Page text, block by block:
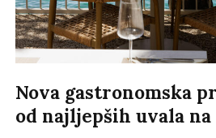
Nova gastronomska
od najljepših uvala na